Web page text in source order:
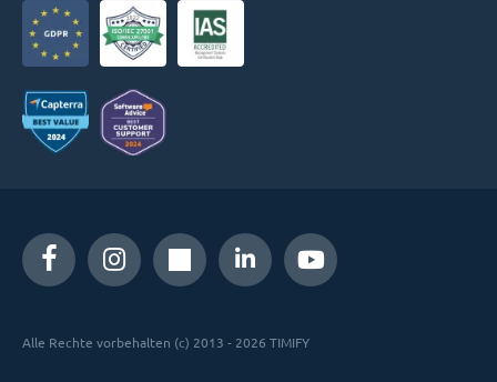
Alle Rechte vorbehalten (c) 2013 - 2026 TIMIFY